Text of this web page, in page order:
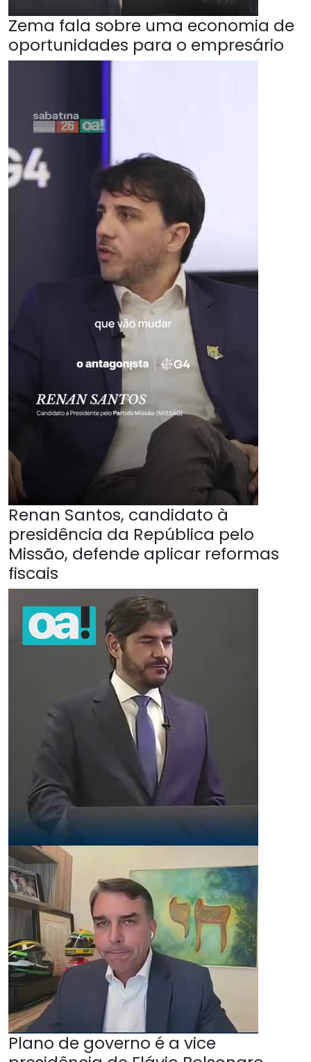
Zema fala sobre uma economia de
oportunidades para o empresário
Renan Santos, candidato à
presidência da República pelo
Missão, defende aplicar reformas
fiscais
Plano de governo é a vice